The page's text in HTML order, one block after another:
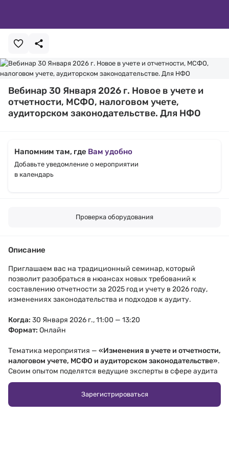
Вебинар 30 Января 2026 г. Новое в учете и
отчетности, МСФО, налоговом учете,
аудиторском законодательстве. Для НФО
Напомним там, где Вам удобно
Добавьте уведомление о мероприятии
в календарь
Проверка оборудования
Описание
Приглашаем вас на традиционный семинар, который
позволит разобраться в нюансах новых требований к
составлению отчетности за 2025 год и учету в 2026 году,
изменениях законодательства и подходов к аудиту.
Когда: 30 Января 2026 г., 11:00 — 13:20
Формат: Онлайн
Тематика мероприятия — «Изменения в учете и отчетности,
налоговом учете, МСФО и аудиторском законодательстве».
Своим опытом поделятся ведущие эксперты в сфере аудита
и налогообложения, имеющие многолетний опыт работы в
Зарегистрироваться